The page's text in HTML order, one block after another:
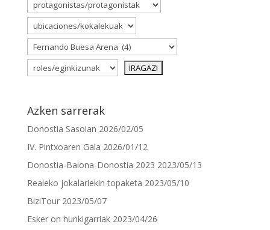
Azken sarrerak
Donostia Sasoian 2026/02/05
IV. Pintxoaren Gala 2026/01/12
Donostia-Baiona-Donostia 2023 2023/05/13
Realeko jokalariekin topaketa 2023/05/10
BiziTour 2023/05/07
Esker on hunkigarriak 2023/04/26